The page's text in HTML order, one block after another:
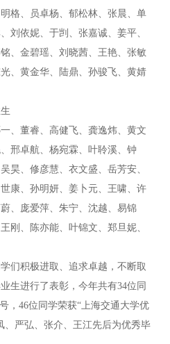
格、员卓杨、郁松林、张晨、单
刘依妮、于剀、张嘉诚、姜平、
、金碧瑶、刘晓茜、王艳、张敏
、黄金华、陆鼎、孙骏飞、黄婧
、董睿、高健飞、龚逸炜、黄文
邢卓航、杨宛霖、叶聆溪、钟
昊、修彦慧、衣文盛、岳芳安、
康、孙明妍、姜卜元、王啸、许
、庞爱萍、朱宁、沈越、易锦
刚、陈亦能、叶锦文、郑旦妮、
们积极进取、追求卓越，不断取
生进行了表彰，今年共有34位同
，46位同学荣获“上海交通大学优
、严弘、张介、王江先后为优秀毕